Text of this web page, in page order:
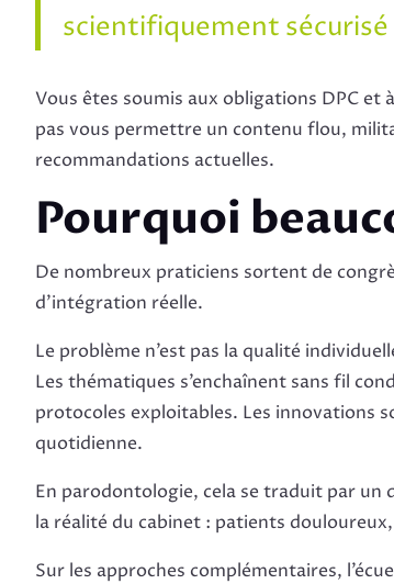
scientifiquement
Vous êtes soumis aux obligations DPC
pas vous permettre un contenu flou,
recommandations actuelles.
Pourquoi
De nombreux praticiens sortent de
d’intégration réelle.
Le problème n’est pas la qualité
Les thématiques s’enchaînent sans fil
protocoles exploitables. Les innovations
quotidienne.
En parodontologie, cela se traduit par un
la réalité du cabinet : patients
Sur les approches complémentaires,